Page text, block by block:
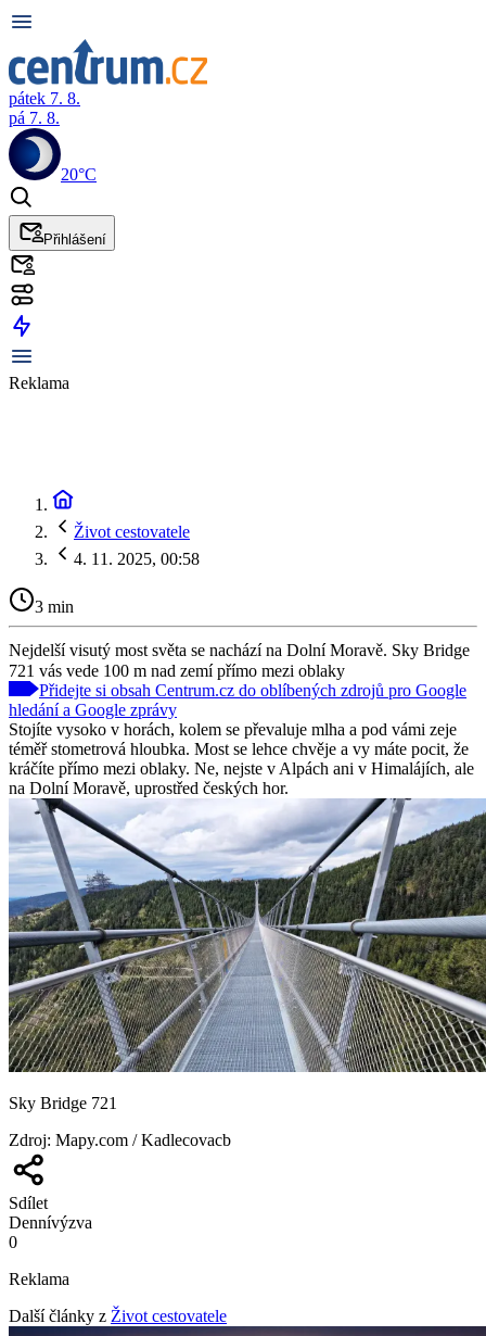
pátek 7. 8.
pá 7. 8.
20°C
Přihlášení
Reklama
Život cestovatele
4. 11. 2025, 00:58
3 min
Nejdelší visutý most světa se nachází na Dolní Moravě. Sky Bridge
721 vás vede 100 m nad zemí přímo mezi oblaky
Přidejte si obsah Centrum.cz do oblíbených zdrojů pro Google
hledání a Google zprávy
Stojíte vysoko v horách, kolem se převaluje mlha a pod vámi zeje
téměř stometrová hloubka. Most se lehce chvěje a vy máte pocit, že
kráčíte přímo mezi oblaky. Ne, nejste v Alpách ani v Himalájích, ale
na Dolní Moravě, uprostřed českých hor.
Sky Bridge 721
Zdroj: Mapy.com / Kadlecovacb
Sdílet
Dennívýzva
0
Reklama
Další články z Život cestovatele